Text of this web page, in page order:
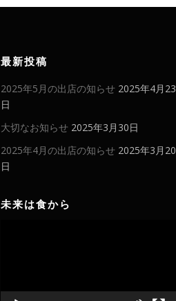
最新投稿
2025年5月の出店の知らせ 2025年4月23
日
大切なお知らせ 2025年3月30日
2025年4月の出店の知らせ 2025年3月20
日
未来は食から
ー